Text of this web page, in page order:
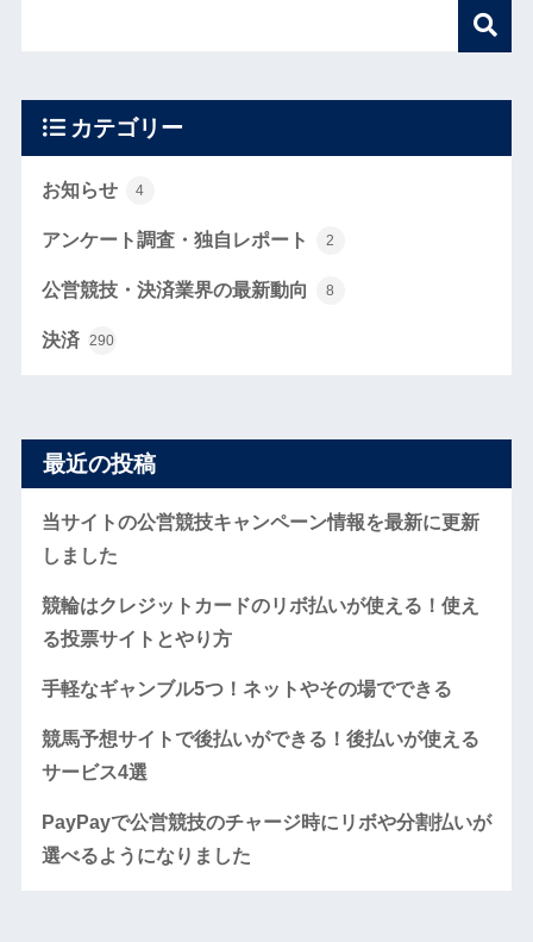
カテゴリー
お知らせ 4
アンケート調査・独自レポート 2
公営競技・決済業界の最新動向 8
決済 290
最近の投稿
当サイトの公営競技キャンペーン情報を最新に更新
しました
競輪はクレジットカードのリボ払いが使える！使え
る投票サイトとやり方
手軽なギャンブル5つ！ネットやその場でできる
競馬予想サイトで後払いができる！後払いが使える
サービス4選
PayPayで公営競技のチャージ時にリボや分割払いが
選べるようになりました